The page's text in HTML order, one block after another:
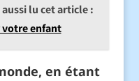
lu cet article :
votre enfant
en étant